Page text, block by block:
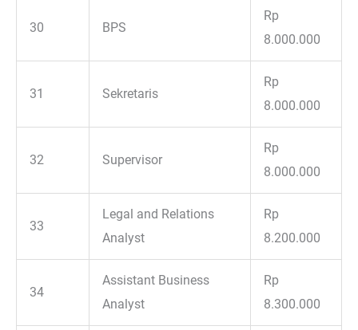
30 BPS
Rp
8.000.000
31 Sekretaris
Rp
8.000.000
32 Supervisor
Rp
8.000.000
33
Legal and Relations
Analyst
Rp
8.200.000
34
Assistant Business
Analyst
Rp
8.300.000